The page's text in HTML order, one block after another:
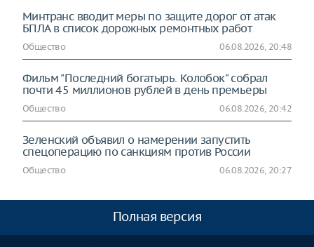
Минтранс вводит меры по защите дорог от атак
БПЛА в список дорожных ремонтных работ
Общество 06.08.2026, 20:48
Фильм "Последний богатырь. Колобок" собрал
почти 45 миллионов рублей в день премьеры
Общество 06.08.2026, 20:42
Зеленский объявил о намерении запустить
спецоперацию по санкциям против России
Общество 06.08.2026, 20:27
Полная версия